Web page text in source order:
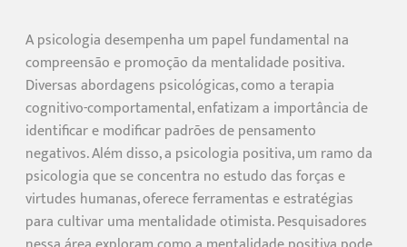
A psicologia desempenha um papel fundamental na
compreensão e promoção da mentalidade positiva.
Diversas abordagens psicológicas, como a terapia
cognitivo-comportamental, enfatizam a importância de
identificar e modificar padrões de pensamento
negativos. Além disso, a psicologia positiva, um ramo da
psicologia que se concentra no estudo das forças e
virtudes humanas, oferece ferramentas e estratégias
para cultivar uma mentalidade otimista. Pesquisadores